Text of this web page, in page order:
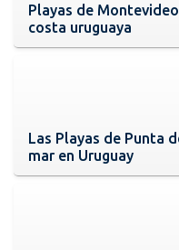
Playas de
costa uruguaya
Las Playas de Punta
mar en Uruguay